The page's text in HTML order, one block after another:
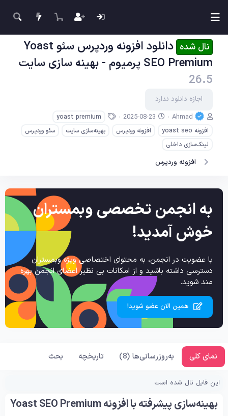
نال شده
دانلود افزونه وردپرس سئو Yoast
SEO Premium پرمیوم - بهینه سازی سایت
26.5
اجازه دانلود ندارد
ن
ی
س
د
Ahmad
ت
ا
2025-08-23
چ
yoast premium
افزونه yoast seo
افزونه وردپرس بهینه‌سازی سایت
سئو وردپرس
لینک‌سازی داخلی
افزونه وردپرس
به انجمن تخصصی وبمستران
خوش آمدید!
با عضویت در انجمن، به محتوای اختصاصی ویژه وبمستران
دسترسی داشته باشید و از امکانات بی نظیر اعضای انجمن بهره
مند شوید.
همین الان عضو شوید!
نمای کلی به‌روزرسانی‌ها (8) تاریخچه بحث
این فایل نال شده است
بهینه‌سازی پیشرفته با افزونه Yoast SEO Premium